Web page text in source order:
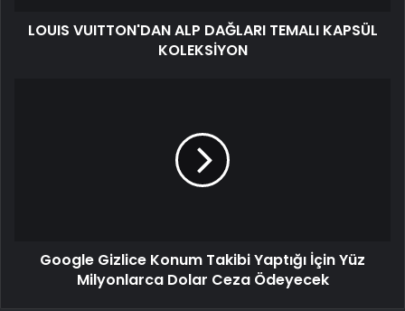
LOUIS VUITTON'DAN ALP DAĞLARI TEMALI KAPSÜL
KOLEKSİYON
Google Gizlice Konum Takibi Yaptığı İçin Yüz
Milyonlarca Dolar Ceza Ödeyecek